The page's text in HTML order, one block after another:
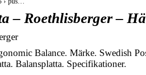
– Roethlisberger –
Balance. Märke. Swedish
Balansplatta. Specifikationer.